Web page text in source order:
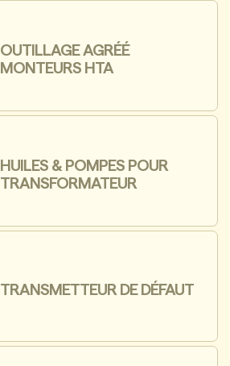
OUTILLAGE AGRÉÉ
MONTEURS HTA
HUILES & POMPES POUR
TRANSFORMATEUR
TRANSMETTEUR DE DÉFAUT